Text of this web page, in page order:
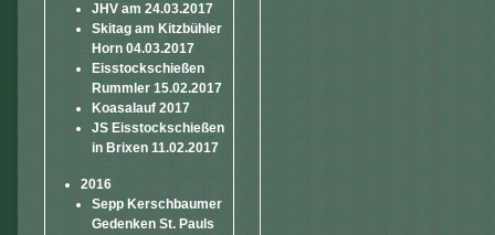
JHV am 24.03.2017
Skitag am Kitzbühler
Horn 04.03.2017
Eisstockschießen
Rummler 15.02.2017
Koasalauf 2017
JS Eisstockschießen
in Brixen 11.02.2017
2016
Sepp Kerschbaumer
Gedenken St. Pauls